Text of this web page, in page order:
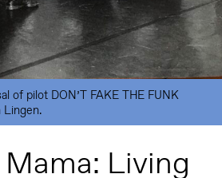
of pilot DON’T FAKE THE FUNK
Lingen.
Living